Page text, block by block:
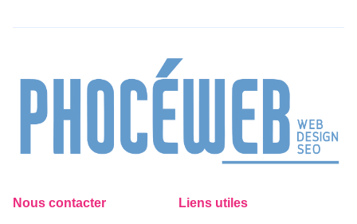
Nous contacter Liens utiles